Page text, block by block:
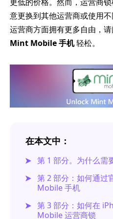
意更换到其他运营商或使用
运营商方面拥有更多自由，
Mint Mobile 手机轻松。
在本文中：
第 1 部分。为什么需
第 2 部分：如何通过
Mobile 手机
第 3 部分：如何在
Mobile 运营商锁